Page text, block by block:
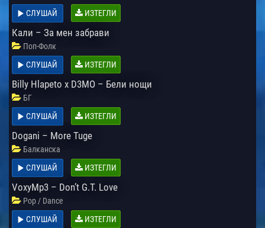
СЛУШАЙ
ИЗТЕГЛИ
Кали – За мен забрави
Поп-Фолк
СЛУШАЙ
ИЗТЕГЛИ
Billy Hlapeto x D3MO – Бели нощи
БГ
СЛУШАЙ
ИЗТЕГЛИ
Dogani – More Tuge
Балканска
СЛУШАЙ
ИЗТЕГЛИ
VoxyMp3 – Don’t G.T. Love
Pop / Dance
СЛУШАЙ
ИЗТЕГЛИ